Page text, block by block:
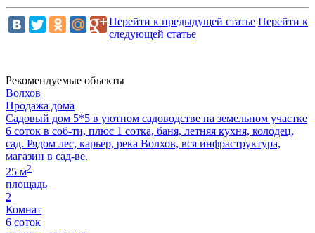
Перейти к предыдущей статье Перейти к
следующей статье
Рекомендуемые объекты
Волхов
Продажа дома
Садовый дом 5*5 в уютном садоводстве на земельном участке
6 соток в соб-ти, плюс 1 сотка, баня, летняя кухня, колодец,
сад. Рядом лес, карьер, река Волхов, вся инфраструктура,
магазин в сад-ве.
25 м2
площадь
2
Комнат
6 соток